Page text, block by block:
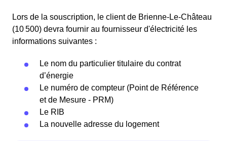
Lors de la souscription, le client de Brienne-Le-Château
(10 500) devra fournir au fournisseur d'électricité les
informations suivantes :
Le nom du particulier titulaire du contrat
d’énergie
Le numéro de compteur (Point de Référence
et de Mesure - PRM)
Le RIB
La nouvelle adresse du logement